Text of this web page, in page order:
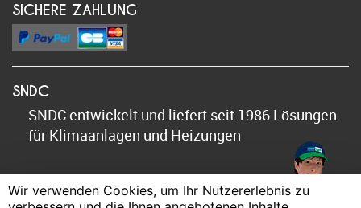
Wir verwenden Cookies, um Ihr Nutzererlebnis zu
SICHERE ZAHLUNG
SNDC
SNDC entwickelt und liefert seit 1986 Lösungen
für Klimaanlagen und Heizungen
FOLGEN SIE UNS !